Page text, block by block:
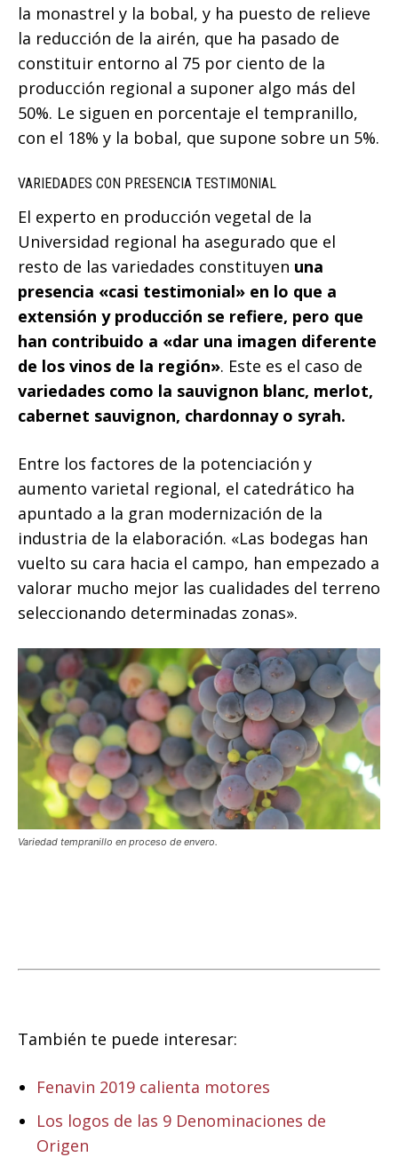
la monastrel y la bobal, y ha puesto de relieve
la reducción de la airén, que ha pasado de
constituir entorno al 75 por ciento de la
producción regional a suponer algo más del
50%. Le siguen en porcentaje el tempranillo,
con el 18% y la bobal, que supone sobre un 5%.
VARIEDADES CON PRESENCIA TESTIMONIAL
El experto en producción vegetal de la
Universidad regional ha asegurado que el
resto de las variedades constituyen una
presencia «casi testimonial» en lo que a
extensión y producción se refiere, pero que
han contribuido a «dar una imagen diferente
de los vinos de la región». Este es el caso de
variedades como la sauvignon blanc, merlot,
cabernet sauvignon, chardonnay o syrah.
Entre los factores de la potenciación y
aumento varietal regional, el catedrático ha
apuntado a la gran modernización de la
industria de la elaboración. «Las bodegas han
vuelto su cara hacia el campo, han empezado a
valorar mucho mejor las cualidades del terreno
seleccionando determinadas zonas».
Variedad tempranillo en proceso de envero.
También te puede interesar:
Fenavin 2019 calienta motores
Los logos de las 9 Denominaciones de
Origen